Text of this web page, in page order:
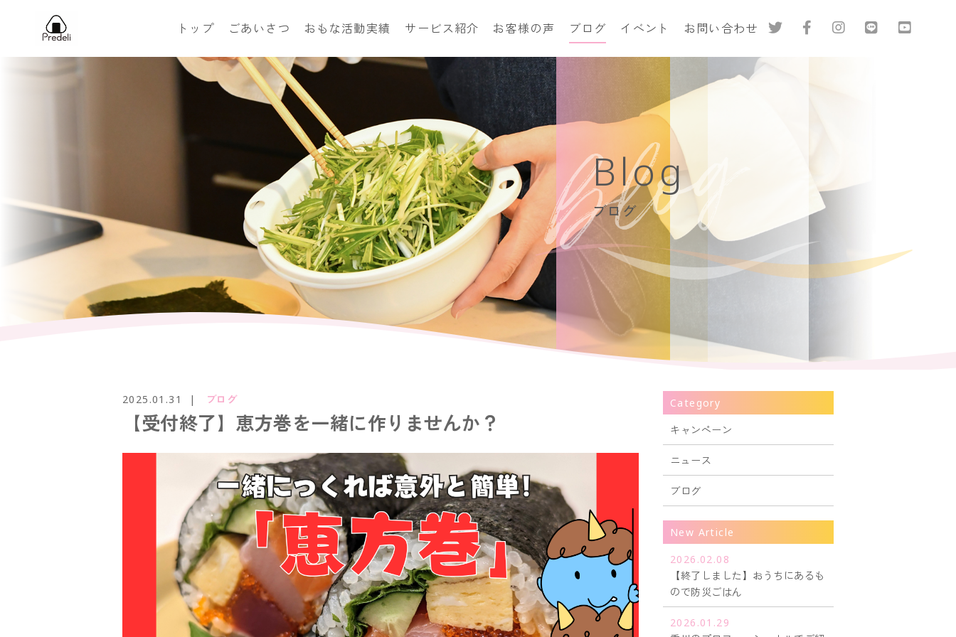
トップ ごあいさつ おもな活動実績 サービス紹介 お客様の声 ブログ イベント お問い合わせ
Blog
ブログ
2025.01.31 ブログ
【受付終了】恵方巻を一緒に作りませんか？
Category
キャンペーン
ニュース
ブログ
New Article
2026.02.08
【終了しました】おうちにあるも
ので防災ごはん
2026.01.29